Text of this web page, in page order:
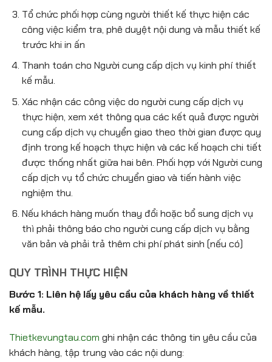
Tổ chức phối hợp cùng người thiết kế thực hiện các
công việc kiểm tra, phê duyệt nội dung và mẫu thiết kế
trước khi in ấn
Thanh toán cho Người cung cấp dịch vụ kinh phí thiết
kế mẫu.
Xác nhận các công việc do người cung cấp dịch vụ
thực hiện, xem xét thông qua các kết quả được người
cung cấp dịch vụ chuyển giao theo thời gian được quy
định trong kế hoạch thực hiện và các kế hoạch chi tiết
được thống nhất giữa hai bên. Phối hợp với Người cung
cấp dịch vụ tổ chức chuyển giao và tiến hành việc
nghiệm thu.
Nếu khách hàng muốn thay đổi hoặc bổ sung dịch vụ
thì phải thông báo cho người cung cấp dịch vụ bằng
văn bản và phải trả thêm chi phí phát sinh (nếu có)
QUY TRÌNH THỰC HIỆN
Bước 1: Liên hệ lấy yêu cầu của khách hàng về thiết
kế mẫu.
Thietkevungtau.com ghi nhận các thông tin yêu cầu của
khách hàng, tập trung vào các nội dung: